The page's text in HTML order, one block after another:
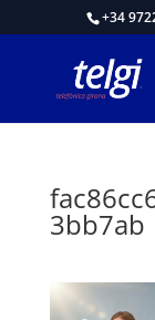
+34
3bb7ab